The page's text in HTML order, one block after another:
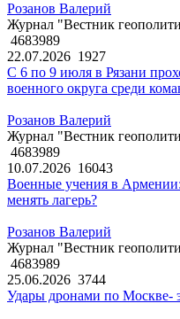
Розанов Валерий
Журнал "Вестник
4683989
22.07.2026 1927
С 6 по 9 июля в Рязани
военного округа среди
Розанов Валерий
Журнал "Вестник
4683989
10.07.2026 16043
Военные учения в
менять лагерь?
Розанов Валерий
Журнал "Вестник
4683989
25.06.2026 3744
Удары дронами по Москве-